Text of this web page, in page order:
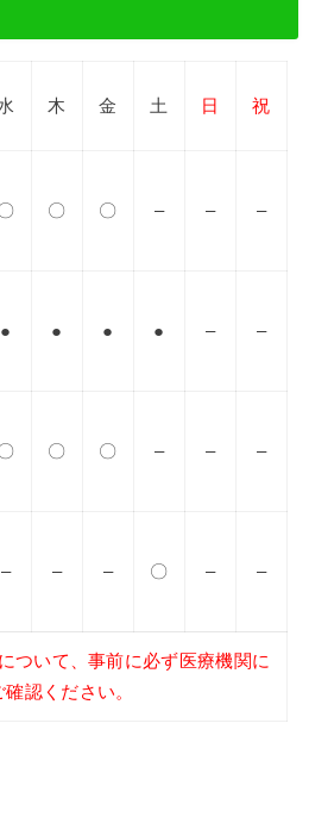
木 金 土 日 祝
〇 〇 – – –
● ● ● ● – –
〇 〇 – – –
– – – 〇 – –
ついて、事前に必ず医療機関に
認ください。